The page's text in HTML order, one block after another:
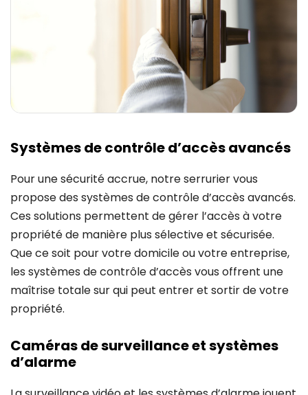
Systèmes de contrôle d’accès avancés
Pour une sécurité accrue, notre serrurier vous
propose des systèmes de contrôle d’accès avancés.
Ces solutions permettent de gérer l’accès à votre
propriété de manière plus sélective et sécurisée.
Que ce soit pour votre domicile ou votre entreprise,
les systèmes de contrôle d’accès vous offrent une
maîtrise totale sur qui peut entrer et sortir de votre
propriété.
Caméras de surveillance et systèmes
d’alarme